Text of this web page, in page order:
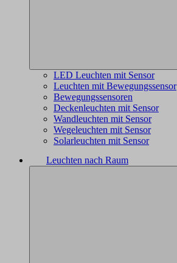
LED Leuchten mit Sensor
Leuchten mit Bewegungssensor
Bewegungssensoren
Deckenleuchten mit Sensor
Wandleuchten mit Sensor
Wegeleuchten mit Sensor
Solarleuchten mit Sensor
Leuchten nach Raum